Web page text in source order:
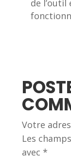
de l’outil
Votre
Les
avec *